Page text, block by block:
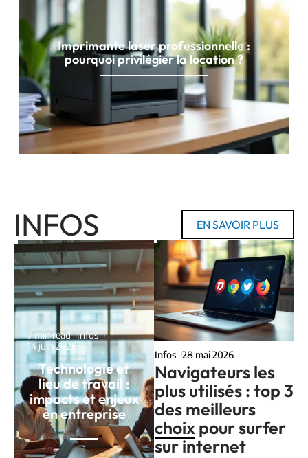
Imprimante laser professionnelle :
pourquoi privilégier la location ?
INFOS EN SAVOIR PLUS
7 min read Infos
14 juin 2026
Technologie et
lieu de travail :
impacts et enjeux
en entreprise
Infos 28 mai 2026
Navigateurs les
plus utilisés : top 3
des meilleurs
choix pour surfer
sur internet